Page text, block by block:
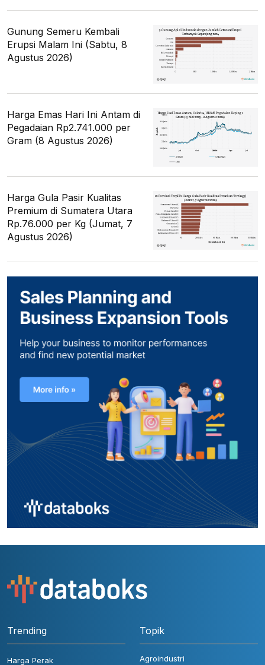
Gunung Semeru Kembali
Erupsi Malam Ini (Sabtu, 8
Agustus 2026)
Harga Emas Hari Ini Antam di
Pegadaian Rp2.741.000 per
Gram (8 Agustus 2026)
Harga Gula Pasir Kualitas
Premium di Sumatera Utara
Rp.76.000 per Kg (Jumat, 7
Agustus 2026)
Trending
Harga Perak
Topik
Agroindustri